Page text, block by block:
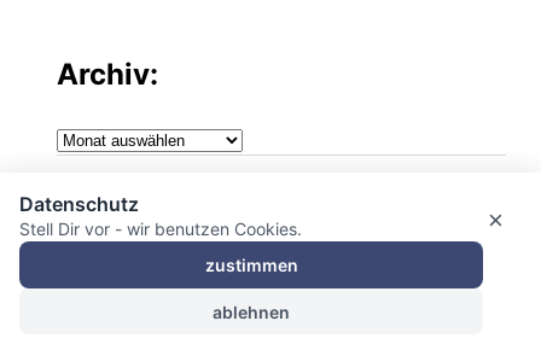
Archiv:
Archiv:
Impressum
Datenschutzerklärung
×
Datenschutz
Stell Dir vor - wir benutzen Cookies.
zustimmen
ablehnen